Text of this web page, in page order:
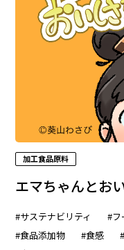
加工食品原料
エマちゃんとお
#サステナビリティ #フ
#食品添加物
#食感